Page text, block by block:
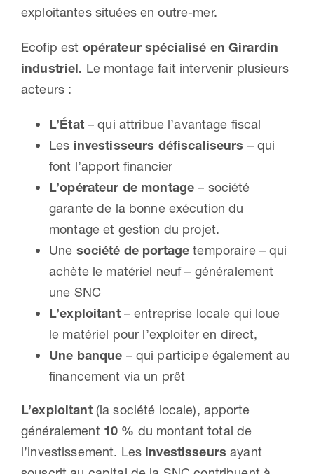
exploitantes situées en outre-mer.
Ecofip est opérateur spécialisé en Girardin
industriel. Le montage fait intervenir plusieurs
acteurs :
L’État – qui attribue l’avantage fiscal
Les investisseurs défiscaliseurs – qui
font l’apport financier
L’opérateur de montage – société
garante de la bonne exécution du
montage et gestion du projet.
Une société de portage temporaire – qui
achète le matériel neuf – généralement
une SNC
L’exploitant– entreprise locale qui loue
le matériel pour l’exploiter en direct,
Une banque – qui participe également au
financement via un prêt
L’exploitant(la société locale), apporte
généralement 10 % du montant total de
l’investissement. Les investisseurs ayant